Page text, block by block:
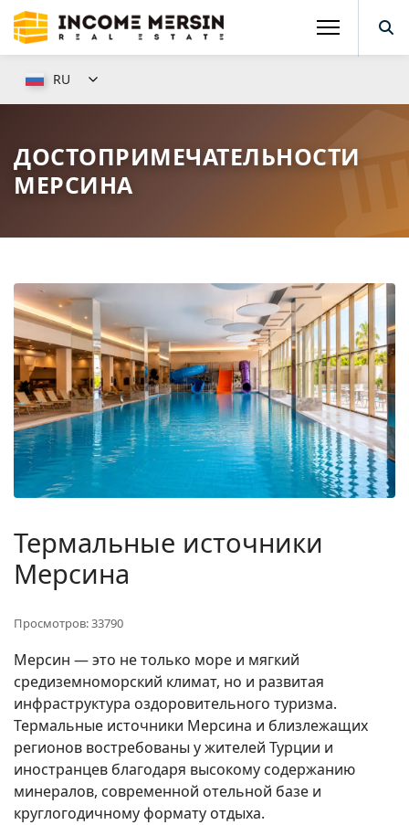
RU
ДОСТОПРИМЕЧАТЕЛЬНОСТИ
МЕРСИНА
Термальные источники
Мерсина
Просмотров: 33790
Мерсин — это не только море и мягкий
средиземноморский климат, но и развитая
инфраструктура оздоровительного туризма.
Термальные источники Мерсина и близлежащих
регионов востребованы у жителей Турции и
иностранцев благодаря высокому содержанию
минералов, современной отельной базе и
круглогодичному формату отдыха.